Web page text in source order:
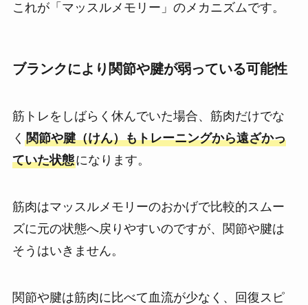
これが「マッスルメモリー」のメカニズムです。
ブランクにより関節や腱が弱っている可能性
筋トレをしばらく休んでいた場合、筋肉だけでな
く 関節や腱（けん）もトレーニングから遠ざかっ
ていた状態になります。
筋肉はマッスルメモリーのおかげで比較的スムー
ズに元の状態へ戻りやすいのですが、関節や腱は
そうはいきません。
関節や腱は筋肉に比べて血流が少なく、回復スピ